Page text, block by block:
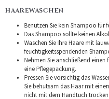
HAAREWASCHEN
Benutzen Sie kein Shampoo für
Das Shampoo sollte keinen
Waschen Sie Ihre Haare mit
feuchtigkeitsspendenden
Nehmen Sie anschließend
eine Pflegepackung.
Pressen Sie vorsichtig das
Sie behutsam das Haar mit
nicht mit dem Handtuch trocken.